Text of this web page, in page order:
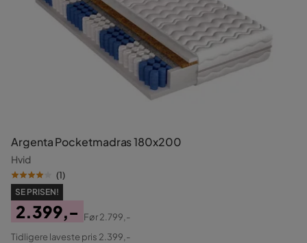
Argenta Pocketmadras 180x200
Hvid
(1)
SE PRISEN!
Pris
2.399,-
Original
Før2.799,-
Tidligere laveste pris 2.399,-